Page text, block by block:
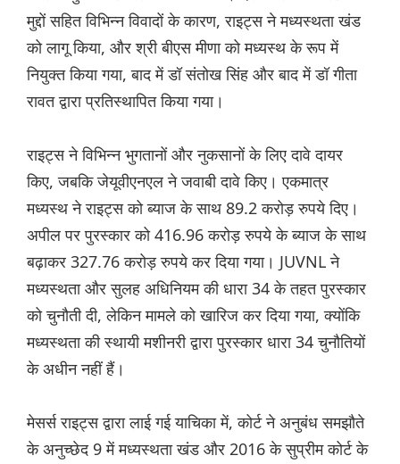
मुद्दों सहित विभिन्न विवादों के कारण, राइट्स ने मध्यस्थता खंड
को लागू किया, और श्री बीएस मीणा को मध्यस्थ के रूप में
नियुक्त किया गया, बाद में डॉ संतोख सिंह और बाद में डॉ गीता
रावत द्वारा प्रतिस्थापित किया गया।
राइट्स ने विभिन्न भुगतानों और नुकसानों के लिए दावे दायर
किए, जबकि जेयूवीएनएल ने जवाबी दावे किए। एकमात्र
मध्यस्थ ने राइट्स को ब्याज के साथ 89.2 करोड़ रुपये दिए।
अपील पर पुरस्कार को 416.96 करोड़ रुपये के ब्याज के साथ
बढ़ाकर 327.76 करोड़ रुपये कर दिया गया। JUVNL ने
मध्यस्थता और सुलह अधिनियम की धारा 34 के तहत पुरस्कार
को चुनौती दी, लेकिन मामले को खारिज कर दिया गया, क्योंकि
मध्यस्थता की स्थायी मशीनरी द्वारा पुरस्कार धारा 34 चुनौतियों
के अधीन नहीं हैं।
मेसर्स राइट्स द्वारा लाई गई याचिका में, कोर्ट ने अनुबंध समझौते
के अनुच्छेद 9 में मध्यस्थता खंड और 2016 के सुप्रीम कोर्ट के